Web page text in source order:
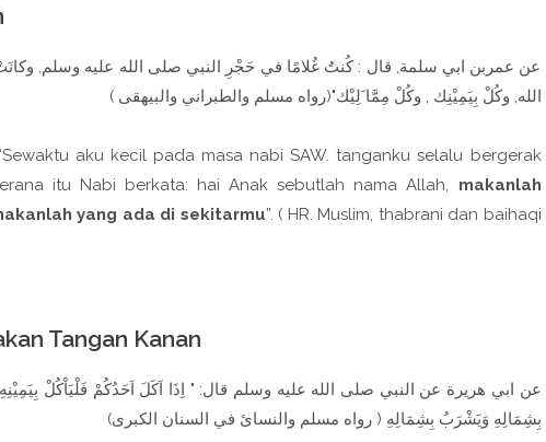
عن عمربن ابي سلمة, قال : كُنتُ غُلامًا في حَجْرِ النبي صلى الله عليه وسلم,
الله, وكُلْ بِيَمِيْنِك , وكُلْ مِمَّا َلِيْك"(رواه مسلم والطبراني والبيهقى )
aku kecil pada masa nabi SAW. tanganku selalu bergerak
itu Nabi berkata: hai Anak sebutlah nama Allah, makanlah
yang ada di sekitarmu”. ( HR. Muslim, thabrani dan baihaqi
Tangan Kanan
عن ابي هريرة عن النبي صلى الله عليه وسلم قال: " اِذَا اَكَلَ اَحَدُكُمْ فَلْيَاْكُلْ
بِشِمَالِهِ وَيَشْرَبُ بِشِمَالِهِ ( رواه مسلم والنسائ في السنان الكبرى)